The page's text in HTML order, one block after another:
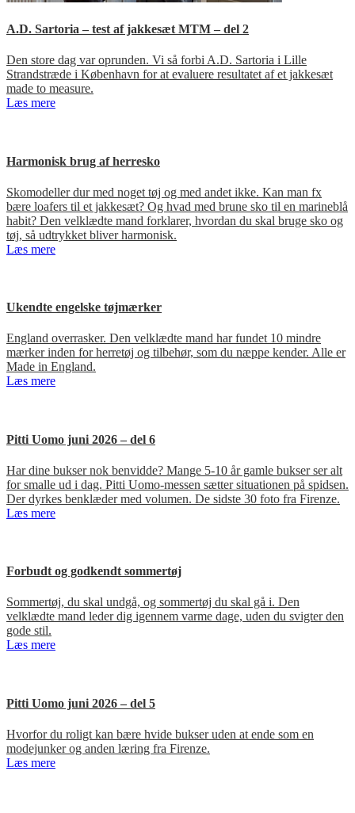
A.D. Sartoria – test af jakkesæt MTM – del 2
Den store dag var oprunden. Vi så forbi A.D. Sartoria i Lille
Strandstræde i København for at evaluere resultatet af et jakkesæt
made to measure.
Læs mere
Harmonisk brug af herresko
Skomodeller dur med noget tøj og med andet ikke. Kan man fx
bære loafers til et jakkesæt? Og hvad med brune sko til en marineblå
habit? Den velklædte mand forklarer, hvordan du skal bruge sko og
tøj, så udtrykket bliver harmonisk.
Læs mere
Ukendte engelske tøjmærker
England overrasker. Den velklædte mand har fundet 10 mindre
mærker inden for herretøj og tilbehør, som du næppe kender. Alle er
Made in England.
Læs mere
Pitti Uomo juni 2026 – del 6
Har dine bukser nok benvidde? Mange 5-10 år gamle bukser ser alt
for smalle ud i dag. Pitti Uomo-messen sætter situationen på spidsen.
Der dyrkes benklæder med volumen. De sidste 30 foto fra Firenze.
Læs mere
Forbudt og godkendt sommertøj
Sommertøj, du skal undgå, og sommertøj du skal gå i. Den
velklædte mand leder dig igennem varme dage, uden du svigter den
gode stil.
Læs mere
Pitti Uomo juni 2026 – del 5
Hvorfor du roligt kan bære hvide bukser uden at ende som en
modejunker og anden læring fra Firenze.
Læs mere